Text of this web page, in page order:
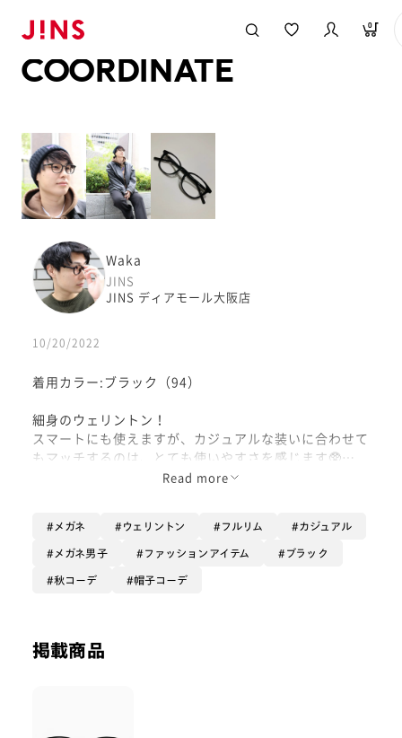
0
COORDINATE
Waka
JINS
JINS ディアモール大阪店
10/20/2022
着用カラー:ブラック（94）
細身のウェリントン！
スマートにも使えますが、カジュアルな装いに合わせて
もマッチするのは、とても使いやすさを感じます🥸
- Waka -
Read more
メガネ ウェリントン フルリム カジュアル
メガネ男子 ファッションアイテム ブラック
秋コーデ 帽子コーデ
掲載商品